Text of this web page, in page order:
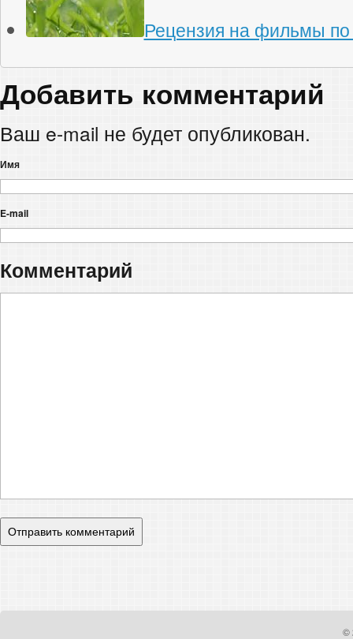
Рецензия на фильмы по
Добавить комментарий
Ваш e-mail не будет опубликован.
Имя
E-mail
Комментарий
©